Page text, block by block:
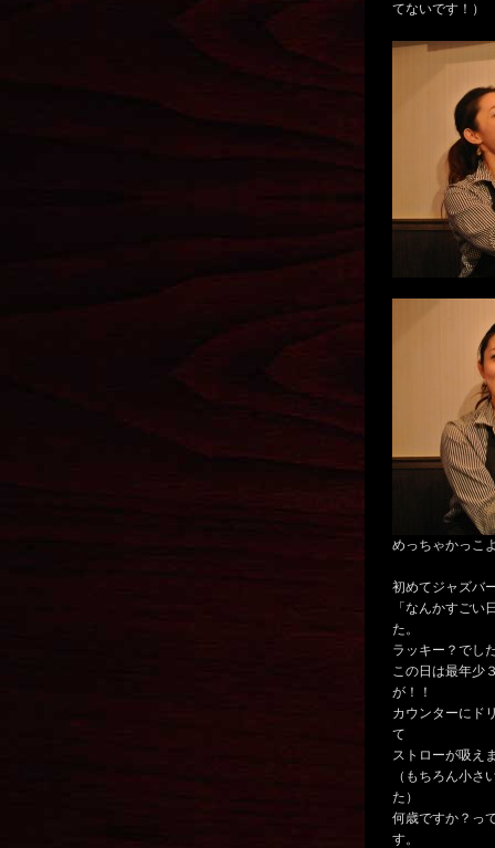
てないです！）
めっちゃかっこ
初めてジャズバ
「なんかすごい
た。
ラッキー？でし
この日は最年少
が！！
カウンターにド
て
ストローが吸え
（もちろん小さ
た）
何歳ですか？っ
す。